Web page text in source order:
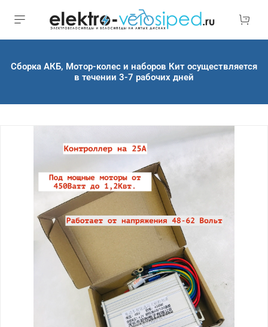
Сборка АКБ, Мотор-колес и наборов Кит осуществляется
в течении 3-7 рабочих дней